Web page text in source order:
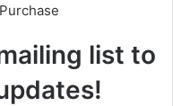
list to